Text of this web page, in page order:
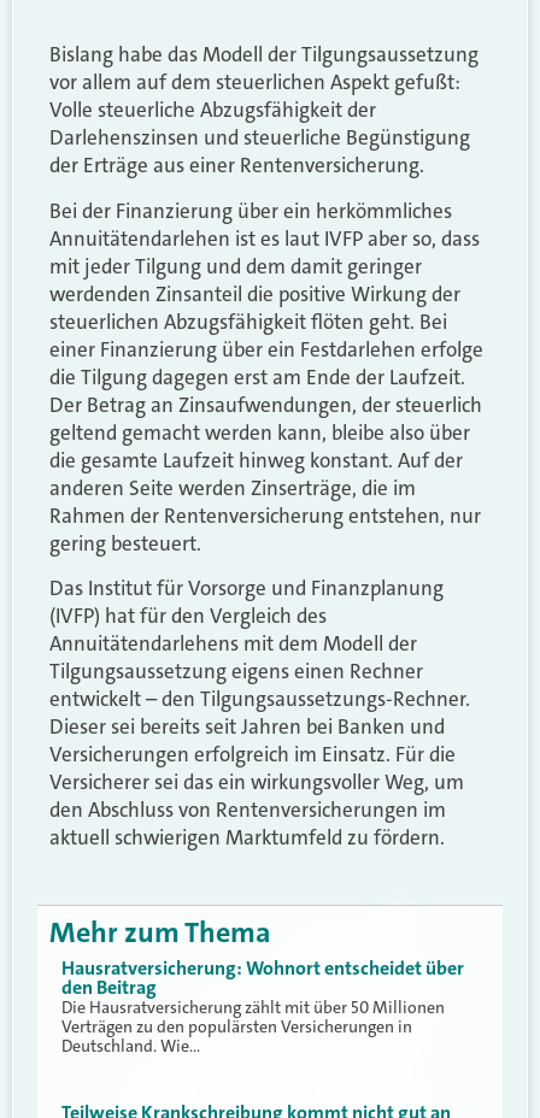
Bislang habe das Modell der Tilgungsaussetzung
vor allem auf dem steuerlichen Aspekt gefußt:
Volle steuerliche Abzugsfähigkeit der
Darlehenszinsen und steuerliche Begünstigung
der Erträge aus einer Rentenversicherung.
Bei der Finanzierung über ein herkömmliches
Annuitätendarlehen ist es laut IVFP aber so, dass
mit jeder Tilgung und dem damit geringer
werdenden Zinsanteil die positive Wirkung der
steuerlichen Abzugsfähigkeit flöten geht. Bei
einer Finanzierung über ein Festdarlehen erfolge
die Tilgung dagegen erst am Ende der Laufzeit.
Der Betrag an Zinsaufwendungen, der steuerlich
geltend gemacht werden kann, bleibe also über
die gesamte Laufzeit hinweg konstant. Auf der
anderen Seite werden Zinserträge, die im
Rahmen der Rentenversicherung entstehen, nur
gering besteuert.
Das Institut für Vorsorge und Finanzplanung
(IVFP) hat für den Vergleich des
Annuitätendarlehens mit dem Modell der
Tilgungsaussetzung eigens einen Rechner
entwickelt – den Tilgungsaussetzungs-Rechner.
Dieser sei bereits seit Jahren bei Banken und
Versicherungen erfolgreich im Einsatz. Für die
Versicherer sei das ein wirkungsvoller Weg, um
den Abschluss von Rentenversicherungen im
aktuell schwierigen Marktumfeld zu fördern.
Mehr zum Thema
Hausratversicherung: Wohnort entscheidet über
den Beitrag
Die Hausratversicherung zählt mit über 50 Millionen
Verträgen zu den populärsten Versicherungen in
Deutschland. Wie…
Teilweise Krankschreibung kommt nicht gut an